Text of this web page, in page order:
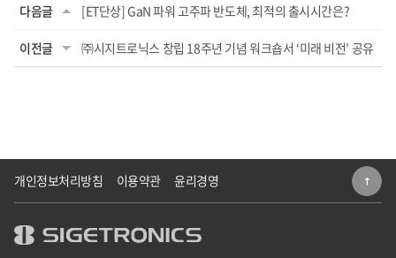
다음글 [ET단상] GaN 파워 고주파 반도체, 최적의 출시시간은?
이전글 ㈜시지트로닉스 창립 18주년 기념 워크숍서 ‘미래 비전’ 공유
개인정보처리방침 이용약관 윤리경영